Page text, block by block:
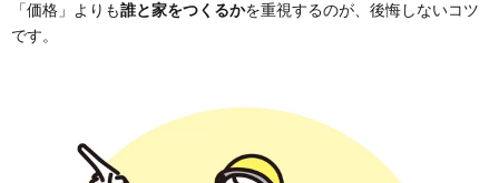
「価格」よりも誰と家をつくるかを重視するのが、後悔しないコツ
です。